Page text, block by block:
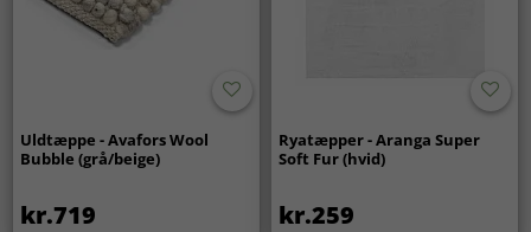
Uldtæppe - Avafors Wool
Bubble (grå/beige)
kr.719
Ryatæpper - Aranga Super
Soft Fur (hvid)
kr.259